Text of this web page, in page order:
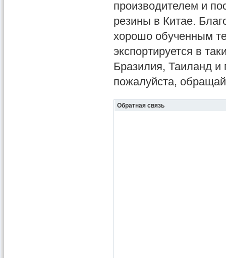
производителем и
резины в Китае.
хорошо обученным
экспортируется в
Бразилия, Таиланд и
пожалуйста,
Обратная связь